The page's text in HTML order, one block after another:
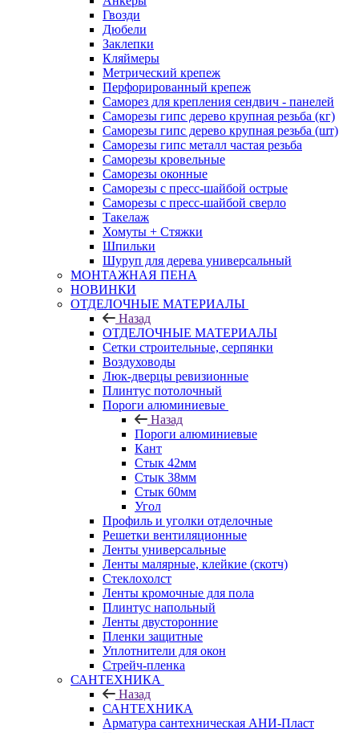
Гвозди
Дюбели
Заклепки
Кляймеры
Метрический крепеж
Перфорированный крепеж
Саморез для крепления сендвич - панелей
Саморезы гипс дерево крупная резьба (кг)
Саморезы гипс дерево крупная резьба (шт)
Саморезы гипс металл частая резьба
Саморезы кровельные
Саморезы оконные
Саморезы с пресс-шайбой острые
Саморезы с пресс-шайбой сверло
Такелаж
Хомуты + Стяжки
Шпильки
Шуруп для дерева универсальный
МОНТАЖНАЯ ПЕНА
НОВИНКИ
ОТДЕЛОЧНЫЕ МАТЕРИАЛЫ
Назад
ОТДЕЛОЧНЫЕ МАТЕРИАЛЫ
Сетки строительные, серпянки
Воздуховоды
Люк-дверцы ревизионные
Плинтус потолочный
Пороги алюминиевые
Назад
Пороги алюминиевые
Кант
Стык 42мм
Стык 38мм
Стык 60мм
Угол
Профиль и уголки отделочные
Решетки вентиляционные
Ленты универсальные
Ленты малярные, клейкие (скотч)
Стеклохолст
Ленты кромочные для пола
Плинтус напольный
Ленты двусторонние
Пленки защитные
Уплотнители для окон
Стрейч-пленка
САНТЕХНИКА
Назад
САНТЕХНИКА
Арматура сантехническая АНИ-Пласт